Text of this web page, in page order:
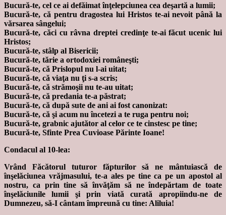
Bucură-te, cel ce ai defăimat înţelepciunea cea deşartă a lumii;
Bucură-te, că pentru dragostea lui Hristos te-ai nevoit până la
vărsarea sângelui;
Bucură-te, căci cu râvna dreptei credinţe te-ai făcut ucenic lui
Hristos;
Bucură-te, stâlp al Bisericii;
Bucură-te, tărie a ortodoxiei româneşti;
Bucură-te, că Prislopul nu l-ai uitat;
Bucură-te, că viaţa nu ţi s-a scris;
Bucură-te, că strămoşii nu te-au uitat;
Bucură-te, că predania te-a păstrat;
Bucură-te, că după sute de ani ai fost canonizat:
Bucură-te, că şi acum nu încetezi a te ruga pentru noi;
Bucură-te, grabnic ajutător al celor ce te cinstesc pe tine;
Bucură-te, Sfinte Prea Cuvioase Părinte Ioane!
Condacul al 10-lea:
Vrând Făcătorul tuturor făpturilor să ne mântuiască de
înşelăciunea vrăjmasului, te-a ales pe tine ca pe un apostol al
nostru, ca prin tine să învăţăm să ne îndepărtam de toate
înşelăciunile lumii şi prin viată curată apropiindu-ne de
Dumnezeu, să-I cântam împreună cu tine: Aliluia!